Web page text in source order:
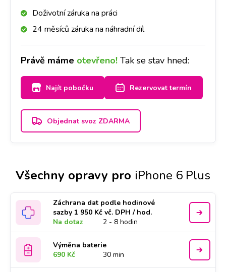
Doživotní záruka na práci
24 měsíců záruka na náhradní díl
Právě máme otevřeno! Tak se stav hned:
Najít pobočku Rezervovat termín
Objednat svoz ZDARMA
Všechny opravy pro iPhone 6 Plus
Záchrana dat podle hodinové
sazby 1 950 Kč vč. DPH / hod.
Na dotaz
2 - 8 hodin
Výměna baterie
690 Kč
30 min